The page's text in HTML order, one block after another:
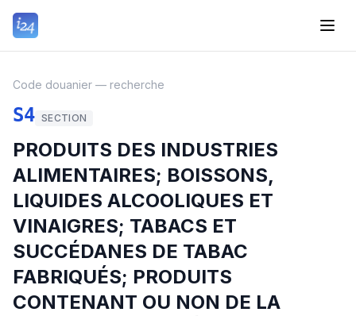
Code douanier — recherche
S4 SECTION
PRODUITS DES INDUSTRIES
ALIMENTAIRES; BOISSONS,
LIQUIDES ALCOOLIQUES ET
VINAIGRES; TABACS ET
SUCCÉDANES DE TABAC
FABRIQUÉS; PRODUITS
CONTENANT OU NON DE LA